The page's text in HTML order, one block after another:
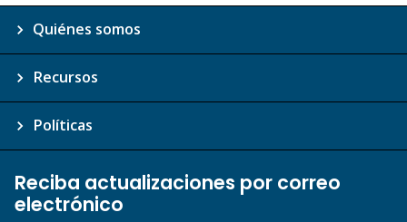
Quiénes somos
Recursos
Políticas
Reciba actualizaciones por correo
electrónico